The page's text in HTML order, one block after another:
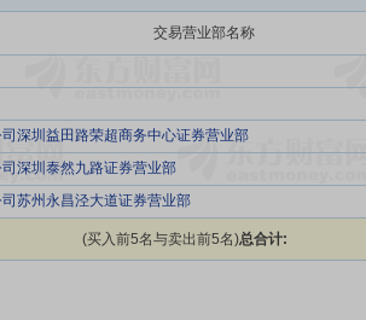
交易营业部名称
深圳益田路荣超商务中心证券营业部
深圳泰然九路证券营业部
苏州永昌泾大道证券营业部
(买入前5名与卖出前5名)总合计: